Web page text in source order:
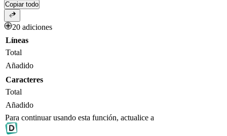
Copiar todo
20 adiciones
Líneas
Total
Añadido
Caracteres
Total
Añadido
Para continuar usando esta función, actualice a